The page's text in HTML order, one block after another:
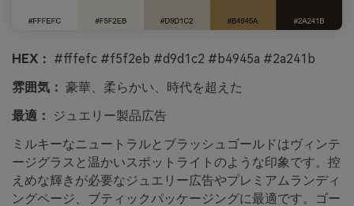
HEX： #fffefc #f5f2eb #d9d1c2 #b4945a #2a241b
雰囲気： 豪華、柔らかい、時代を超えた
最適：
ジュエリー製品広告
ミルキーなニュートラルとブラッシュゴールドはヴィンテ
ージグラスと温かいスポットライトのような印象です。控
えめな輝きが必要なジュエリー広告やプレミアムランディ
ングページ、ブティックパッケージングに最適です。ゴー